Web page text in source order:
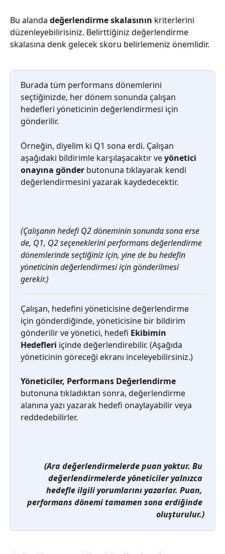
Bu alanda değerlendirme skalasının kriterlerini
düzenleyebilirisiniz. Belirttiğiniz değerlendirme
skalasına denk gelecek skoru belirlemeniz önemlidir.
Burada tüm performans dönemlerini
seçtiğinizde, her dönem sonunda çalışan
hedefleri yöneticinin değerlendirmesi için
gönderilir.
Örneğin, diyelim ki Q1 sona erdi. Çalışan
aşağıdaki bildirimle karşılaşacaktır ve yönetici
onayına gönder butonuna tıklayarak kendi
değerlendirmesini yazarak kaydedecektir.
(Çalışanın hedefi Q2 döneminin sonunda sona erse
de, Q1, Q2 seçeneklerini performans değerlendirme
dönemlerinde seçtiğiniz için, yine de bu hedefin
yöneticinin değerlendirmesi için gönderilmesi
gerekir.)
Çalışan, hedefini yöneticisine değerlendirme
için gönderdiğinde, yöneticisine bir bildirim
gönderilir ve yönetici, hedefi Ekibimin
Hedefleri içinde değerlendirebilir. (Aşağıda
yöneticinin göreceği ekranı inceleyebilirsiniz.)
Yöneticiler, Performans Değerlendirme
butonuna tıkladıktan sonra, değerlendirme
alanına yazı yazarak hedefi onaylayabilir veya
reddedebilirler.
(Ara değerlendirmelerde puan yoktur. Bu
değerlendirmelerde yöneticiler yalnızca
hedefle ilgili yorumlarını yazarlar. Puan,
performans dönemi tamamen sona erdiğinde
oluşturulur.)